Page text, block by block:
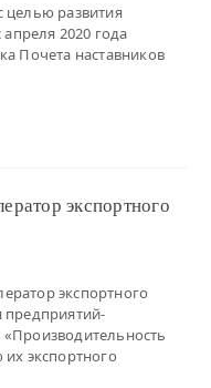
целью развития
апреля 2020 года
Почета наставников
экспортного
экспортного
предприятий-
экспортного